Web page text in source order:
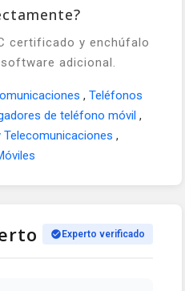
certificado y enchúfalo
adicional.
, Teléfonos
de teléfono móvil ,
,
Experto verificado